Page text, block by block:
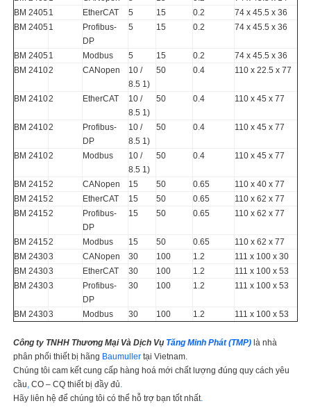
BM 2405 1 EtherCAT 5 15 0.2
74 x 45.5 x 36
BM 2405 1
Profibus-
DP
5 15 0.2 74 x 45.5 x 36
BM 2405 1 Modbus 5 15 0.2
74 x 45.5 x 36
BM 24102 CANopen
10 /
8.5 1)
50 0.4 110 x 22.5 x 77
BM 24102 EtherCAT
10 /
8.5 1)
50 0.4 110 x 45 x 77
BM 24102
Profibus-
DP
10 /
8.5 1)
50 0.4 110 x 45 x 77
BM 24102 Modbus
10 /
8.5 1)
50 0.4 110 x 45 x 77
BM 24152 CANopen 15 50 0.65
110 x 40 x 77
BM 24152 EtherCAT 15 50 0.65
110 x 62 x 77
BM 24152
Profibus-
DP
15 50 0.65 110 x 62 x 77
BM 24152 Modbus 15 50 0.65
110 x 62 x 77
BM 24303 CANopen 30 100 1.2
111 x 100 x 30
BM 24303 EtherCAT 30 100 1.2
111 x 100 x 53
BM 24303
Profibus-
DP
30 100 1.2 111 x 100 x 53
BM 24303 Modbus 30 100 1.2 111 x 100 x 53
Công ty TNHH Thương Mại Và Dịch Vụ Tăng Minh Phát (TMP) là nhà
phân phối thiết bị hãng Baumullertại Vietnam.
Chúng tôi cam kết cung cấp hàng hoá mới chất lượng đúng quy cách yêu
cầu,CO – CQ thiết bị đầy đủ.
Hãy liên hệ để chúng tôi có thể hỗ trợ bạn tốt nhất.